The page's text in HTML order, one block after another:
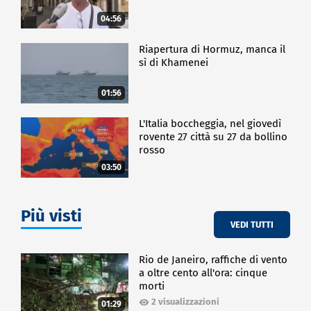
04:56
01:56
Riapertura di Hormuz, manca il
sì di Khamenei
03:50
L'Italia boccheggia, nel giovedì
rovente 27 città su 27 da bollino
rosso
Più visti VEDI TUTTI
01:29
Rio de Janeiro, raffiche di vento
a oltre cento all'ora: cinque
morti
2 visualizzazioni